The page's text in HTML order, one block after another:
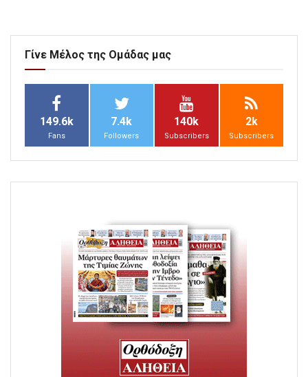
Γίνε Μέλος της Ομάδας μας
149.6k
Fans
7.4k
Followers
140k
Subscribers
2k
Subscribers